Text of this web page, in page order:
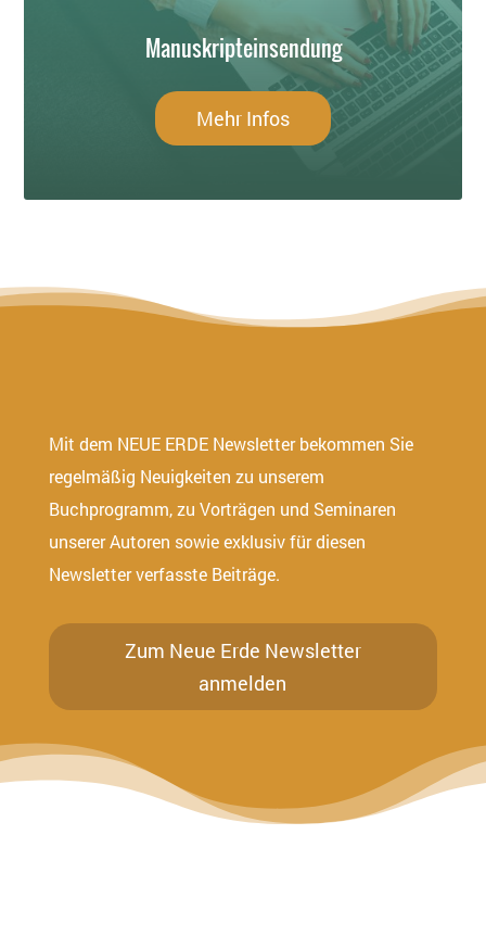
Manuskripteinsendung
Mehr Infos
Mit dem NEUE ERDE Newsletter bekommen Sie
regelmäßig Neuigkeiten zu unserem
Buchprogramm, zu Vorträgen und Seminaren
unserer Autoren sowie exklusiv für diesen
Newsletter verfasste Beiträge.
Zum Neue Erde Newsletter
anmelden